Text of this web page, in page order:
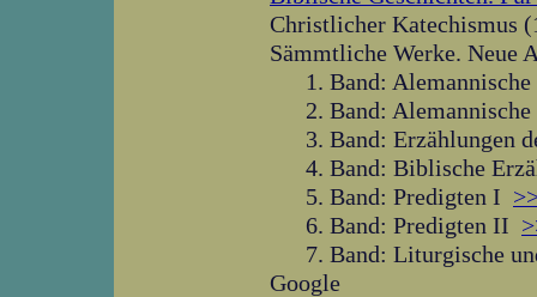
Christlicher Katechismus
Sämmtliche Werke. Neue
1. Band:
2. Band:
3. Band: Erzählungen
4. Band: Biblische
5. Band: Predigten I
6. Band: Predigten II
7. Band: Liturgische
Google